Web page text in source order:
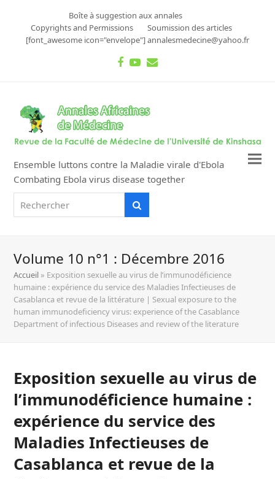
Boîte à suggestion aux annales
Copyrights and Permissions
Soumission des articles
[font_awesome icon="envelope"] annalesmedecine@yahoo.fr
Facebook
Youtube
Email
Ensemble luttons contre la Maladie virale d'Ebola
Combating Ebola virus disease together
Rechercher
Volume 10 n°1 : Décembre 2016
Accueil » Exposition sexuelle au virus de l’immunodéficience
humaine : expérience du service des Maladies Infectieuses de
Casablanca et revue de la littérature | Sexual exposure to the
human immunodeficiency virus: experience of the Casablance
Department of infectious Diseases and review of the literature
Exposition sexuelle au virus de
l’immunodéficience humaine :
expérience du service des
Maladies Infectieuses de
Casablanca et revue de la